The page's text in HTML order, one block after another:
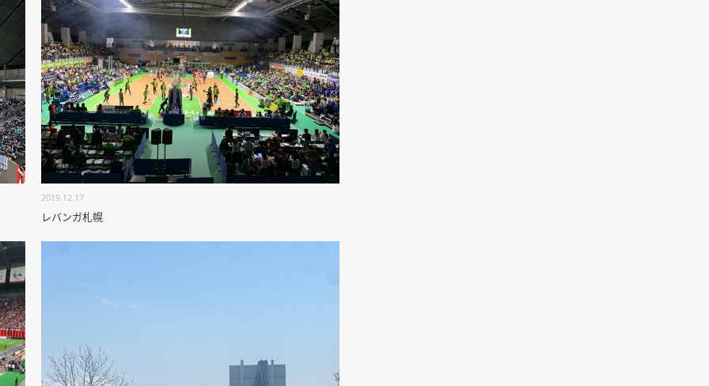
2019.12.17
レバンガ札幌